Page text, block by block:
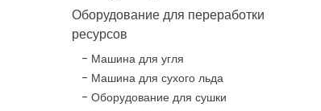
Оборудование для переработки
ресурсов
Машина для угля
Машина для сухого льда
Оборудование для сушки